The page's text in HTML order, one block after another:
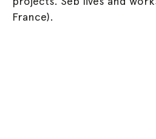
France).